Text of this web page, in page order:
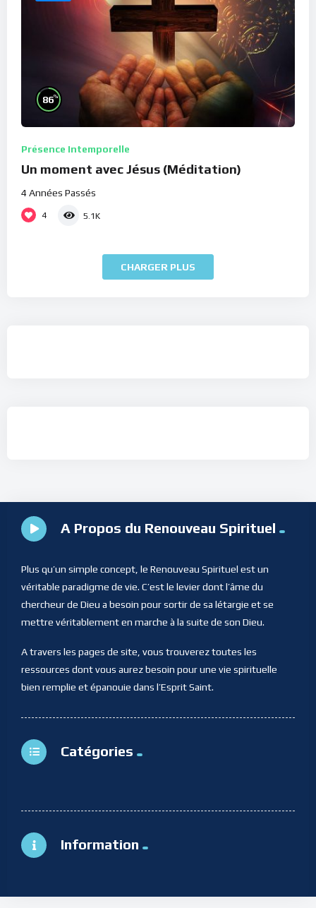
86%
Présence Intemporelle
Un moment avec Jésus (Méditation)
4 Années Passés
4 5.1K
CHARGER PLUS
A Propos du Renouveau Spirituel
Plus qu’un simple concept, le Renouveau Spirituel est un
véritable paradigme de vie. C’est le levier dont l’âme du
chercheur de Dieu a besoin pour sortir de sa létargie et se
mettre véritablement en marche à la suite de son Dieu.
A travers les pages de site, vous trouverez toutes les
ressources dont vous aurez besoin pour une vie spirituelle
bien remplie et épanouie dans l’Esprit Saint.
Catégories
Information